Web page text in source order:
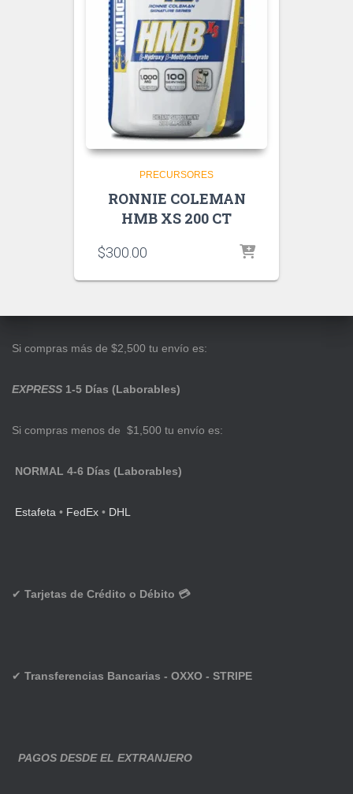
PRECURSORES
RONNIE COLEMAN
HMB XS 200 CT
$300.00
Si compras más de $2,500 tu envío es:
EXPRESS 1-5 Días (Laborables)
Si compras menos de $1,500 tu envío es:
NORMAL 4-6 Días (Laborables)
Estafeta • FedEx • DHL
✔ Tarjetas de Crédito o Débito 💳
✔ Transferencias Bancarias - OXXO - STRIPE
PAGOS DESDE EL EXTRANJERO